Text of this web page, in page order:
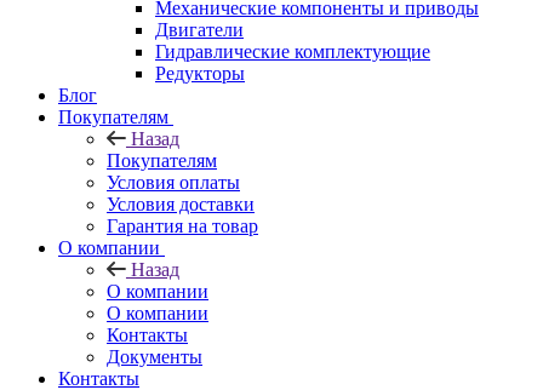
Механические компоненты и приводы
Двигатели
Гидравлические комплектующие
Редукторы
Блог
Покупателям
Назад
Покупателям
Условия оплаты
Условия доставки
Гарантия на товар
О компании
Назад
О компании
О компании
Контакты
Документы
Контакты